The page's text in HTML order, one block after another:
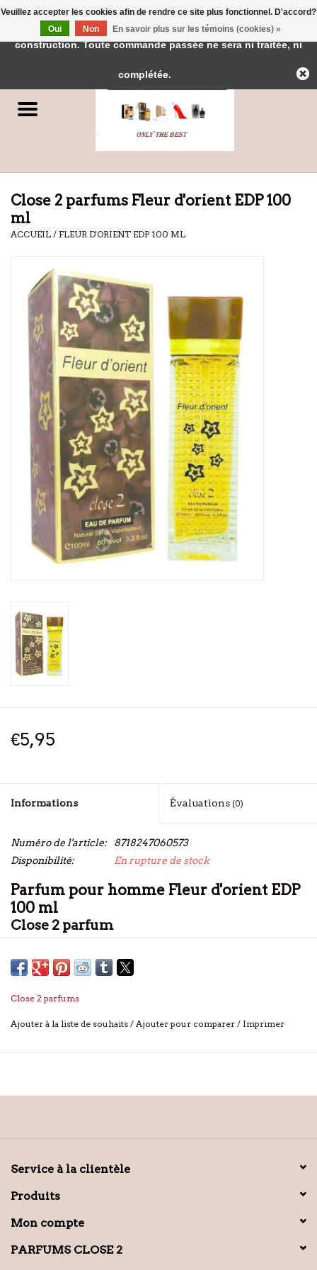
Parfums
Close 2 parfums Fleur d'orient EDP 100
ml
ACCUEIL / FLEUR D'ORIENT EDP 100 ML
€5,95
Informations Évaluations (0)
Numéro de l'article:
8718247060573
Disponibilité:
En rupture de stock
Parfum pour homme Fleur d'orient EDP
100 ml
Close 2 parfum
Close 2 parfums
Ajouter à la liste de souhaits / Ajouter pour comparer / Imprimer
Service à la clientèle
Produits
Mon compte
PARFUMS CLOSE 2
Veuillez accepter les cookies afin de rendre ce site plus fonctionnel. D'accord?
Oui
Non En savoir plus sur les témoins (cookies) »
← Retour à l'interface d'administrationCette boutique est en
construction. Toute commande passée ne sera ni traitée, ni
complétée.